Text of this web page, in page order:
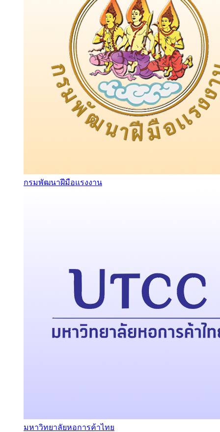
กรมพัฒนาฝีมือแรงงาน
มหาวิทยาลัยหอการค้าไทย